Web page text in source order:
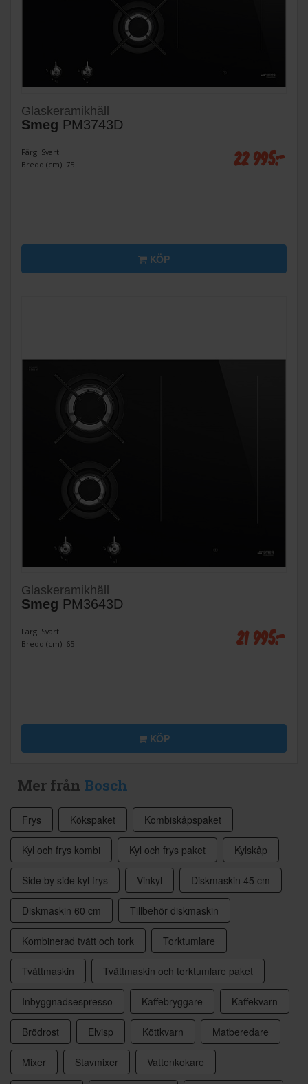
Glaskeramikhäll
Smeg PM3743D
Färg: Svart
Bredd (cm): 75
22 995:-
KÖP
Glaskeramikhäll
Smeg PM3643D
Färg: Svart
Bredd (cm): 65
21 995:-
KÖP
Mer från Bosch
Frys Kökspaket Kombiskåpspaket
Kyl och frys kombi Kyl och frys paket Kylskåp
Side by side kyl frys Vinkyl Diskmaskin 45 cm
Diskmaskin 60 cm Tillbehör diskmaskin
Kombinerad tvätt och tork Torktumlare
Tvättmaskin Tvättmaskin och torktumlare paket
Inbyggnadsespresso Kaffebryggare Kaffekvarn
Brödrost Elvisp Köttkvarn Matberedare
Mixer Stavmixer Vattenkokare